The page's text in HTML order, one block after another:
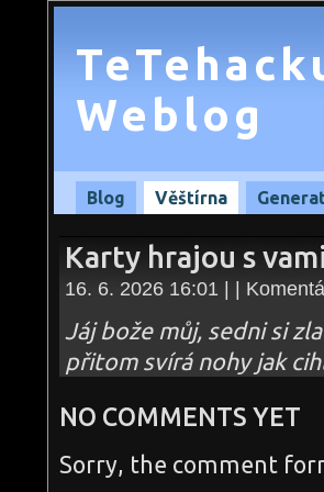
Weblog
Blog Věštírna
Karty hrajou s
16. 6. 2026 16:01 | |
Jáj bože můj, sedni si
přitom svírá nohy jak
NO COMMENTS YET
Sorry, the comment